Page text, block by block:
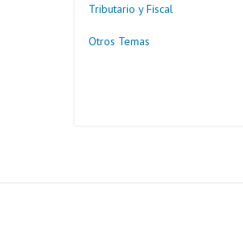
Tributario y Fiscal
Otros Temas